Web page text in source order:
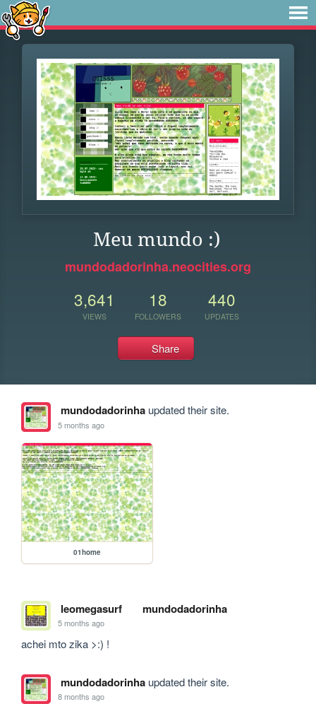
Meu mundo :)
mundodadorinha.neocities.org
3,641
VIEWS
18
FOLLOWERS
440
UPDATES
Share
mundodadorinhaupdated their site.
5 months ago
01home
leomegasurf mundodadorinha
5 months ago
achei mto zika >:) !
mundodadorinhaupdated their site.
8 months ago